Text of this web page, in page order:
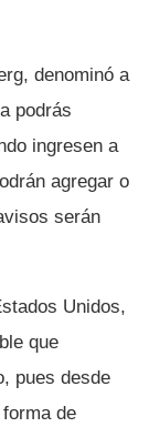
denominó a
podrás
ingresen a
agregar o
serán
Unidos,
que
pues desde
de